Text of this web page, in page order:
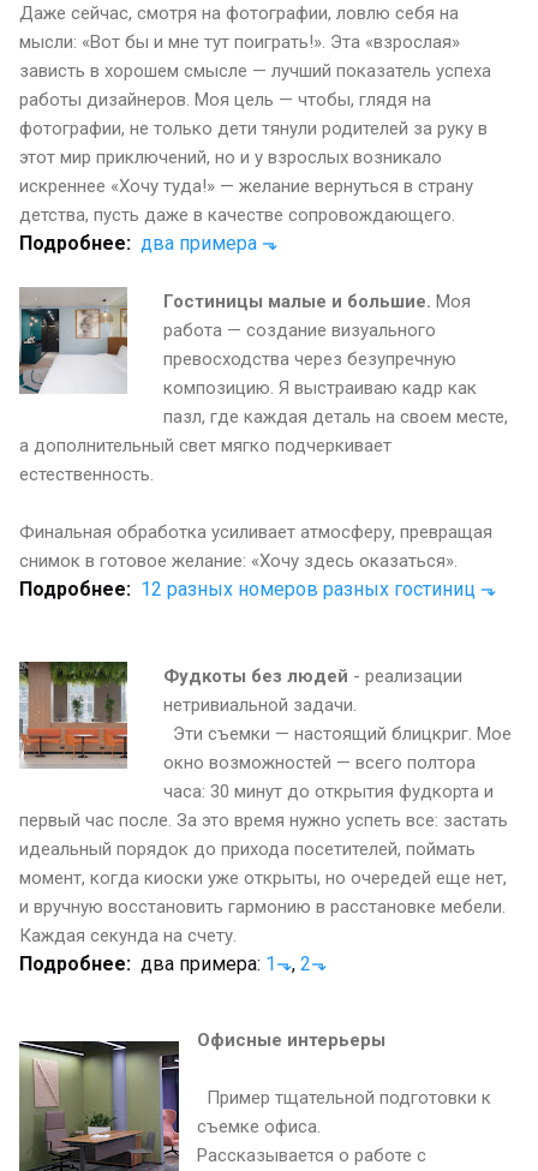
Даже сейчас, смотря на фотографии, ловлю себя на
мысли: «Вот бы и мне тут поиграть!». Эта «взрослая»
зависть в хорошем смысле — лучший показатель успеха
работы дизайнеров. Моя цель — чтобы, глядя на
фотографии, не только дети тянули родителей за руку в
этот мир приключений, но и у взрослых возникало
искреннее «Хочу туда!» — желание вернуться в страну
детства, пусть даже в качестве сопровождающего.
Подробнее: два примера ⬎
Гостиницы малые и большие. Моя
работа — создание визуального
превосходства через безупречную
композицию. Я выстраиваю кадр как
пазл, где каждая деталь на своем месте,
а дополнительный свет мягко подчеркивает
естественность.
Финальная обработка усиливает атмосферу, превращая
снимок в готовое желание: «Хочу здесь оказаться».
Подробнее: 12 разных номеров разных гостиниц ⬎
Фудкоты без людей - реализации
нетривиальной задачи.
Эти съемки — настоящий блицкриг. Мое
окно возможностей — всего полтора
часа: 30 минут до открытия фудкорта и
первый час после. За это время нужно успеть все: застать
идеальный порядок до прихода посетителей, поймать
момент, когда киоски уже открыты, но очередей еще нет,
и вручную восстановить гармонию в расстановке мебели.
Каждая секунда на счету.
Подробнее: два примера: 1⬎, 2⬎
Офисные интерьеры
Пример тщательной подготовки к
съемке офиса.
Рассказывается о работе с